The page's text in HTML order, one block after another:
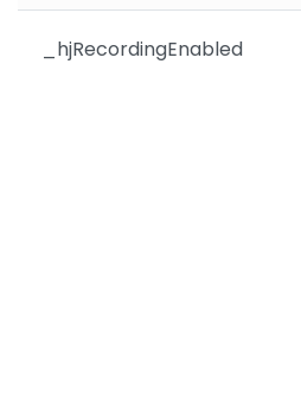
_hjRecordingEnabled